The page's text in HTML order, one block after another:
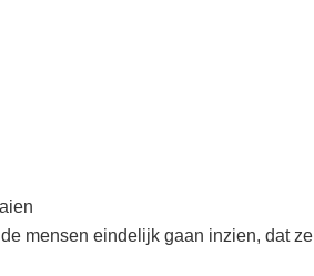
mensen eindelijk gaan inzien, dat ze